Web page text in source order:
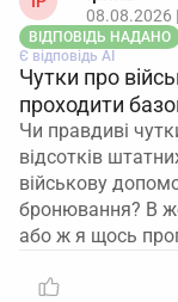
08.08.2026
ВІДПОВІДЬ НАДАНО
Є відповідь АІ
Чутки про
проходити
Чи правдиві
відсотків
військову
бронювання? В
або ж я щось